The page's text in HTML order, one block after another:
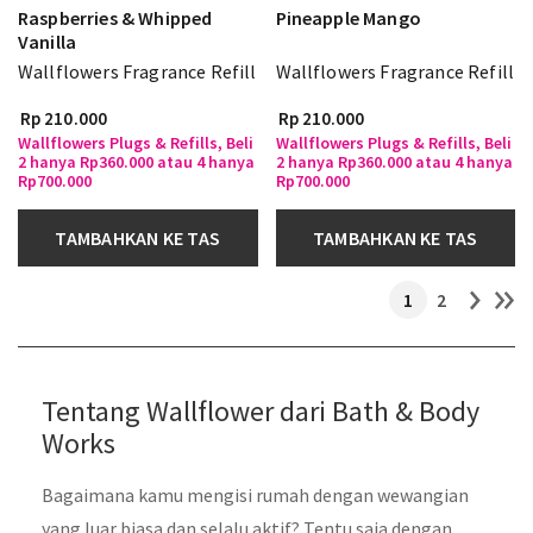
Raspberries & Whipped
Vanilla
Wallflowers Fragrance Refill
Rp 210.000
Wallflowers Plugs & Refills, Beli
2 hanya Rp360.000 atau 4 hanya
Rp700.000
TAMBAHKAN KE TAS
Pineapple Mango
Wallflowers Fragrance Refill
Rp 210.000
Wallflowers Plugs & Refills, Beli
2 hanya Rp360.000 atau 4 hanya
Rp700.000
TAMBAHKAN KE TAS
1 2
Tentang Wallflower dari Bath & Body
Works
Bagaimana kamu mengisi rumah dengan wewangian
yang luar biasa dan selalu aktif? Tentu saja dengan